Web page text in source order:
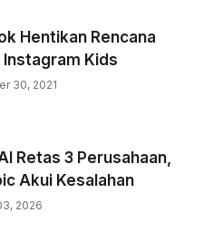
Hentikan Rencana
Kids
30, 2021
Retas 3 Perusahaan,
Akui Kesalahan
2026